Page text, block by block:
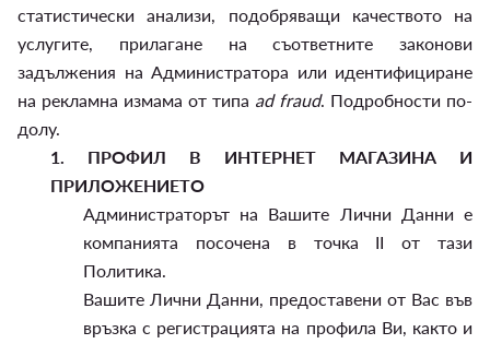
статистически анализи, подобряващи качеството на
услугите, прилагане на съответните законови
задължения на Администратора или идентифициране
на рекламна измама от типа ad fraud. Подробности по-
долу.
1. ПРОФИЛ В ИНТЕРНЕТ МАГАЗИНА И
ПРИЛОЖЕНИЕТО
Администраторът на Вашите Лични Данни е
компанията посочена в точка II от тази
Политика.
Вашите Лични Данни, предоставени от Вас във
връзка с регистрацията на профила Ви, както и